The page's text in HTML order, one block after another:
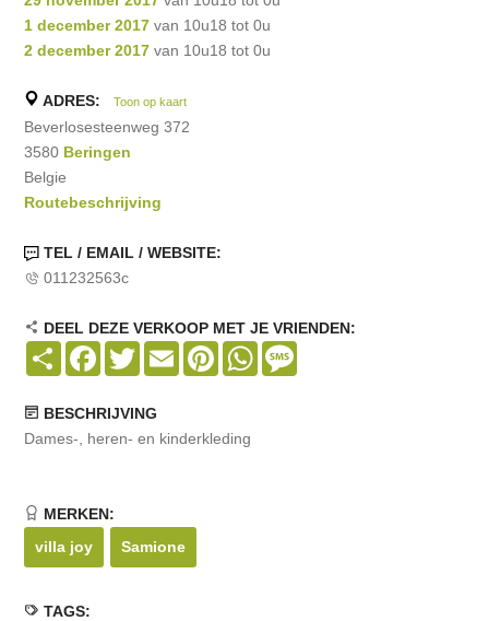
1 december 2017 van 10u18 tot 0u
2 december 2017 van 10u18 tot 0u
ADRES: Toon op kaart
Beverlosesteenweg 372
3580 Beringen
Belgie
Routebeschrijving
TEL / EMAIL / WEBSITE:
011232563c
DEEL DEZE VERKOOP MET JE VRIENDEN:
Share Facebook
TwitterEmail PinterestWhatsApp
BESCHRIJVING
Dames-, heren- en kinderkleding
MERKEN:
villa joy
Samione
TAGS: